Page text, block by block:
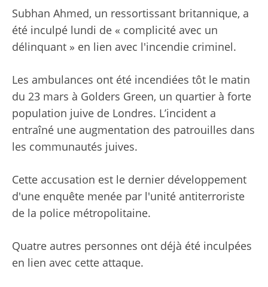
Subhan Ahmed, un ressortissant britannique, a
été inculpé lundi de « complicité avec un
délinquant » en lien avec l'incendie criminel.
Les ambulances ont été incendiées tôt le matin
du 23 mars à Golders Green, un quartier à forte
population juive de Londres. L’incident a
entraîné une augmentation des patrouilles dans
les communautés juives.
Cette accusation est le dernier développement
d'une enquête menée par l'unité antiterroriste
de la police métropolitaine.
Quatre autres personnes ont déjà été inculpées
en lien avec cette attaque.